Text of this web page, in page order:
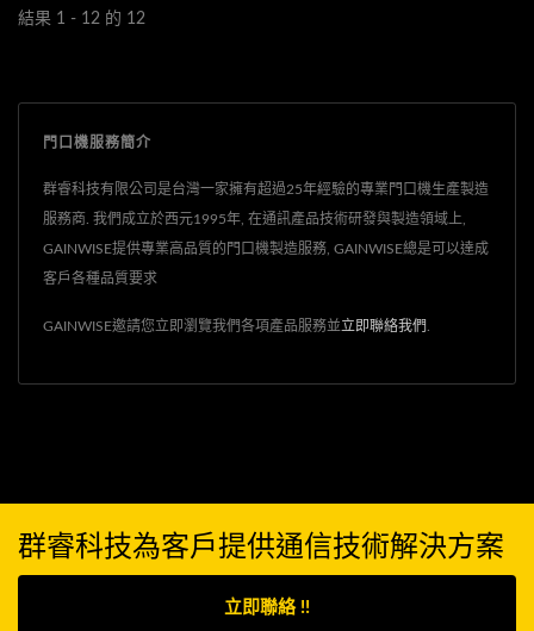
按鈕，可用於公寓用戶，支
撥打來通知您指定的用戶的
電話號碼，用戶可以直接與
來訪者進行對話，在用戶確
認來訪者的身份後並於通話
的同時按下手機上的...
結果 1 - 12 的 12
門口機服務簡介
群睿科技有限公司是台灣一家擁有超過25年經驗的專業門口機生產製造
服務商. 我們成立於西元1995年, 在通訊產品技術研發與製造領域上,
GAINWISE提供專業高品質的門口機製造服務, GAINWISE總是可以達成
客戶各種品質要求
GAINWISE邀請您立即瀏覽我們各項產品服務並立即聯絡我們
群睿科技為客戶提供通信技術解決方案
立即聯絡 !!